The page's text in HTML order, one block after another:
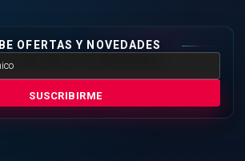
OFERTAS Y NOVEDADES
SUSCRIBIRME